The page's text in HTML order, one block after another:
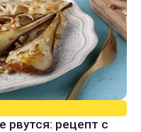
рецепт с